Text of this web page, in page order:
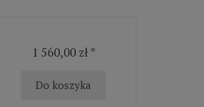
1 560,00 zł *
Do koszyka